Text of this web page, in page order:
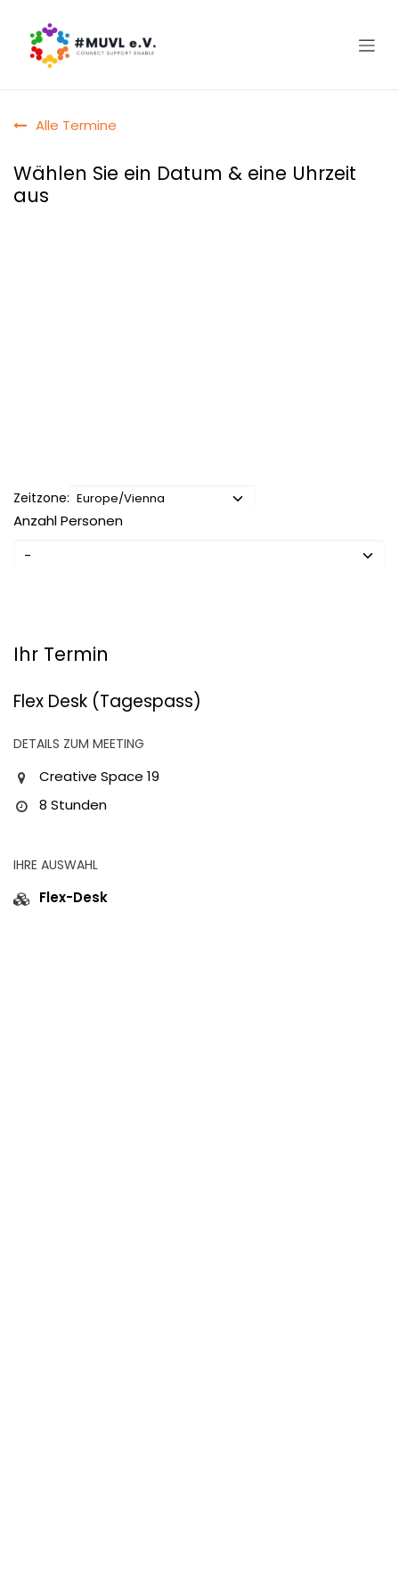
Alle Termine
Wählen Sie ein Datum & eine Uhrzeit
aus
Zeitzone:
Anzahl Personen
Ihr Termin
Flex Desk (Tagespass)
DETAILS ZUM MEETING
Creative Space 19
8 Stunden
IHRE AUSWAHL
Flex-Desk